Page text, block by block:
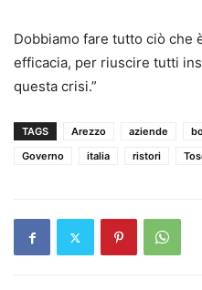
Dobbiamo fare tutto ciò che
efficacia, per riuscire tutti
questa crisi.”
TAGS Arezzo aziende
Governo
italia ristori